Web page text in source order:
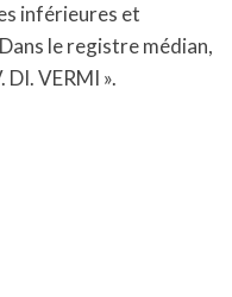
inférieures et
le registre médian,
VERMI ».